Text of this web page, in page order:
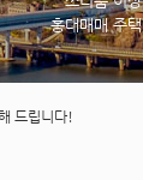
홍대매매 주택
드립니다!